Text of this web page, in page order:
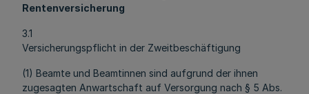
Rentenversicherung
3.1
Versicherungspflicht in der Zweitbeschäftigung
(1) Beamte und Beamtinnen sind aufgrund der ihnen
zugesagten Anwartschaft auf Versorgung nach § 5 Abs.